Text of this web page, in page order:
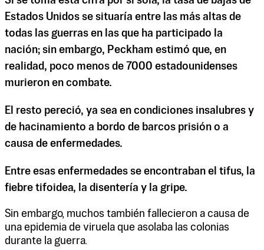
Estados Unidos se situaría entre las más altas de
todas las guerras en las que ha participado la
nación; sin embargo, Peckham estimó que, en
realidad, poco menos de 7000 estadounidenses
murieron en combate.
El resto pereció, ya sea en condiciones insalubres y
de hacinamiento a bordo de barcos prisión o a
causa de enfermedades.
Entre esas enfermedades se encontraban el tifus, la
fiebre tifoidea, la disentería y la gripe.
Sin embargo, muchos también fallecieron a causa de
una epidemia de viruela que asolaba las colonias
durante la guerra.